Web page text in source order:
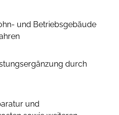
und Betriebsgebäude
durch
und